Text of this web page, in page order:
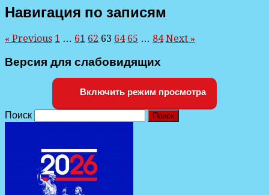
Навигация по записям
« Previous 1 … 61 62 63 64 65 … 84 Next »
Версия для слабовидящих
Включить режим просмотра
Поиск